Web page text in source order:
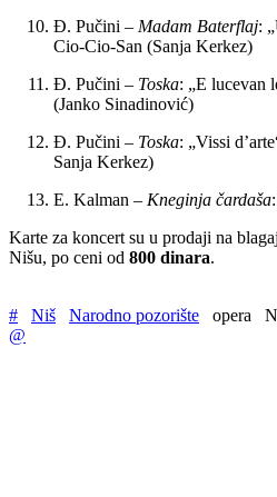
Đ. Pučini – Madam Baterflaj:
Cio-Cio-San (Sanja Kerkez)
Đ. Pučini – Toska: „E lucevan
(Janko Sinadinović)
Đ. Pučini – Toska: „Vissi
Sanja Kerkez)
E. Kalman – Kneginja čardaša
Karte za koncert su u prodaji na
Nišu, po ceni od 800 dinara.
# Niš Narodno pozorište opera
@